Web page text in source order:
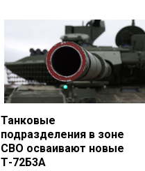
Танковые
подразделения в зоне
СВО осваивают новые
Т-72Б3А